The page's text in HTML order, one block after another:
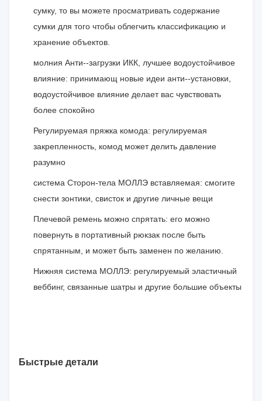
сумку, то вы можете просматривать содержание
сумки для того чтобы облегчить классификацию и
хранение объектов.
молния Анти--загрузки ИКК, лучшее водоустойчивое
влияние: принимающ новые идеи анти--установки,
водоустойчивое влияние делает вас чувствовать
более спокойно
Регулируемая пряжка комода: регулируемая
закрепленность, комод может делить давление
разумно
система Сторон-тела МОЛЛЭ вставляемая: смогите
снести зонтики, свисток и другие личные вещи
Плечевой ремень можно спрятать: его можно
повернуть в портативный рюкзак после быть
спрятанным, и может быть заменен по желанию.
Нижняя система МОЛЛЭ: регулируемый эластичный
веббинг, связанные шатры и другие большие объекты
Быстрые детали